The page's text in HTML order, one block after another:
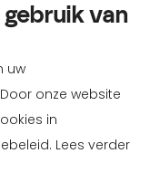
van
uw
onze website
in
Lees verder